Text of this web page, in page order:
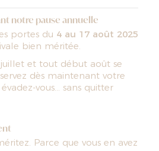
notre pause annuelle
portes du 4 au 17 août 2025
bien méritée.
juillet et tout début août se
dès maintenant votre
vous… sans quitter
Parce que vous en avez